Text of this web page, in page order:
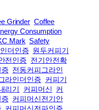
Grinder Coffee
Consumption
Mark Safety
더인증 원두커피기
전인증
전기안전확
전동커피그라인
라인더인증
커피기
리기 커피머신
커
커피머신전기안
커피머신전파인증